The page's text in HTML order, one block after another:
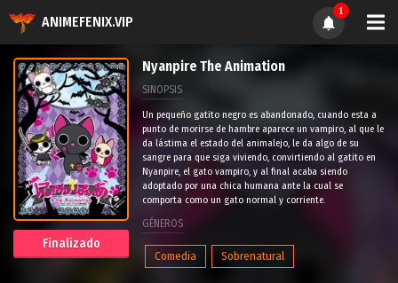
ANIMEFENIX.VIP
1
Finalizado
Nyanpire The Animation
SINOPSIS
Un pequeño gatito negro es abandonado, cuando esta a
punto de morirse de hambre aparece un vampiro, al que le
da lástima el estado del animalejo, le da algo de su
sangre para que siga viviendo, convirtiendo al gatito en
Nyanpire, el gato vampiro, y al final acaba siendo
adoptado por una chica humana ante la cual se
comporta como un gato normal y corriente.
GÉNEROS
Comedia Sobrenatural